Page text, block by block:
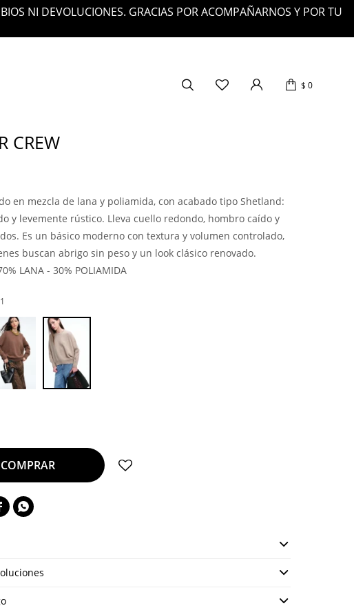
NI DEVOLUCIONES. GRACIAS POR ACOMPAÑARNOS Y POR TU
$ 0
CREW
en mezcla de lana y poliamida, con acabado tipo Shetland:
y levemente rústico. Lleva cuello redondo, hombro caído y
Es un básico moderno con textura y volumen controlado,
buscan abrigo sin peso y un look clásico renovado.
LANA - 30% POLIAMIDA
